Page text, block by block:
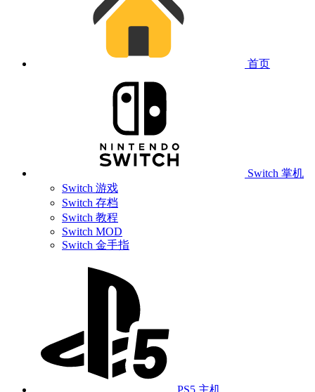
首页
Switch 掌机
Switch 游戏
Switch 存档
Switch 教程
Switch MOD
Switch 金手指